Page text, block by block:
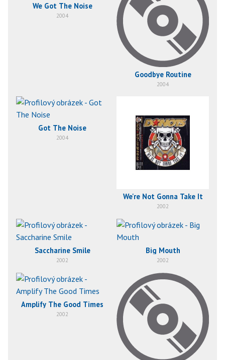
We Got The Noise
2004
Goodbye Routine
2004
Got The Noise
2004
We're Not Gonna Take It
2002
Saccharine Smile
2002
Big Mouth
2002
Amplify The Good Times
2002